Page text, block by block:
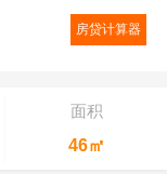
房贷计算器
面积
46㎡